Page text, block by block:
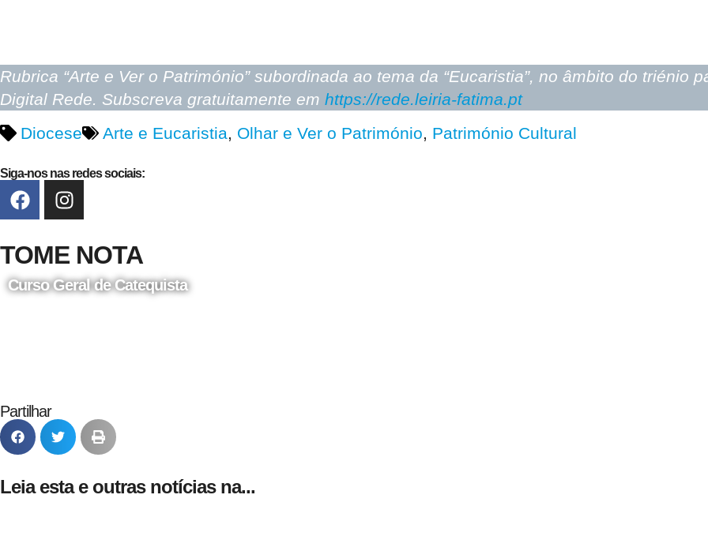
Rubrica “Arte e Ver o Património” subordinada ao tema da “Eucaristia”, no âmbito do triénio
Digital Rede. Subscreva gratuitamente em https://rede.leiria-fatima.pt
Diocese
Arte e Eucaristia, Olhar e Ver o Património, Património Cultural
Siga-nos nas redes sociais:
TOME NOTA
Curso Geral de Catequista
Partilhar
Leia esta e outras notícias na...